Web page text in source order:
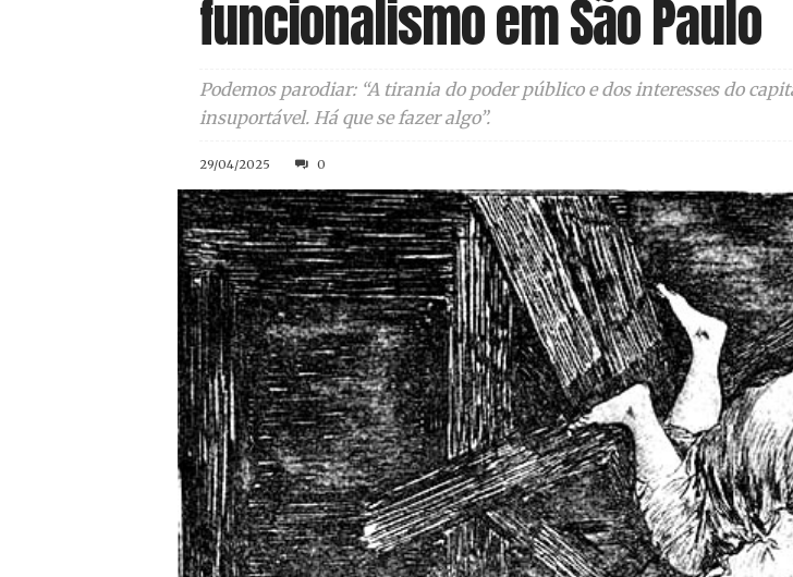
funcionalismo em São Paulo
Podemos parodiar: “A tirania do poder público e dos interesses do
insuportável. Há que se fazer algo”.
29/04/2025 0